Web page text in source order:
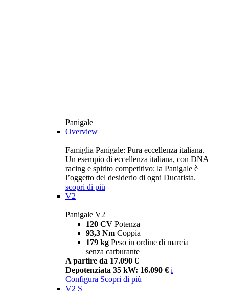
Panigale
Overview
Famiglia Panigale: Pura eccellenza italiana.
Un esempio di eccellenza italiana, con DNA
racing e spirito competitivo: la Panigale è
l’oggetto del desiderio di ogni Ducatista.
scopri di più
V2
Panigale V2
120 CV Potenza
93,3 Nm Coppia
179 kg Peso in ordine di marcia
senza carburante
A partire da 17.090 €
Depotenziata 35 kW: 16.090 € i
Configura Scopri di più
V2 S